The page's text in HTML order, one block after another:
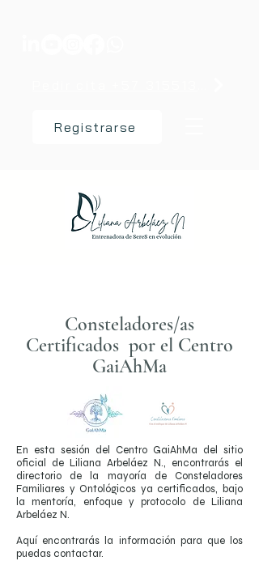
Registrarse
Consteladores/as
Certificados por el Centro
GaiAhMa
En esta sesión del Centro GaiAhMa del sitio
oficial de Liliana Arbeláez N., encontrarás el
directorio de la mayoría de Consteladores
Familiares y Ontológicos ya certificados, bajo
la mentoría, enfoque y protocolo de Liliana
Arbeláez N.
Aquí encontrarás la información para que los
puedas contactar.